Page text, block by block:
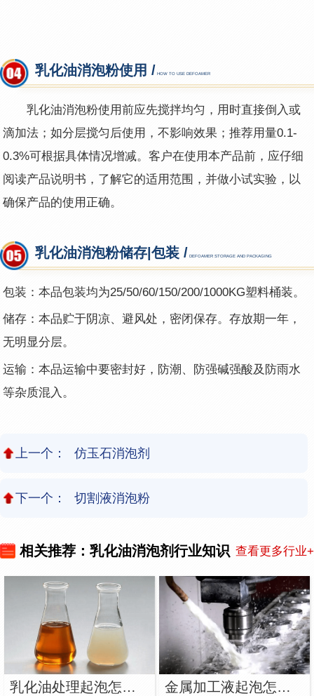
乳化油消泡粉使用 / HOW TO USE DEFOAMER
乳化油消泡粉使用前应先搅拌均匀，用时直接倒入或
滴加法；如分层搅匀后使用，不影响效果；推荐用量0.1-
0.3%可根据具体情况增减。客户在使用本产品前，应仔细
阅读产品说明书，了解它的适用范围，并做小试实验，以
确保产品的使用正确。
乳化油消泡粉储存|包装 / DEFOAMER STORAGE AND PACKAGING
包装：本品包装均为25/50/60/150/200/1000KG塑料桶装。
储存：本品贮于阴凉、避风处，密闭保存。存放期一年，
无明显分层。
运输：本品运输中要密封好，防潮、防强碱强酸及防雨水
等杂质混入。
上一个： 仿玉石消泡剂
下一个： 切割液消泡粉
相关推荐：乳化油消泡剂行业知识 查看更多行业+
乳化油处理起泡怎么解决？用乳化油消泡剂 金属加工液起泡怎么解决？用金属加工液消泡剂